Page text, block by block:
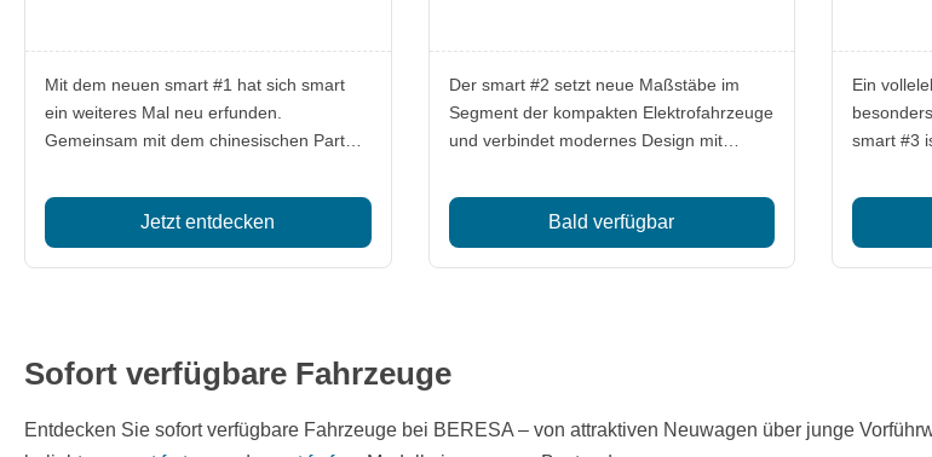
Mit dem neuen smart #1 hat sich smart
ein weiteres Mal neu erfunden.
Gemeinsam mit dem chinesischen Partner
von smart aus dem alten zweisitzigen
Stadtflitzer ein vollelektrisches City-SUV
mit fünf Sitzplätzen gemacht. Der neue
Jetzt entdecken
Der smart #2 setzt neue Maßstäbe im
Segment der kompakten Elektrofahrzeuge
und verbindet modernes Design mit
futuristischen Linienführung richtet er sich
vor allem an urbane FahrerInnen, die
Wert auf Stil, Nachhaltigkeit und Effizienz
Pendelstrecken.
Bald verfügbar
Ein
smart #3
auf der
bestellbar.
Sofort verfügbare Fahrzeuge
Entdecken Sie sofort verfügbare Fahrzeuge bei BERESA – von attraktiven Neuwagen über junge